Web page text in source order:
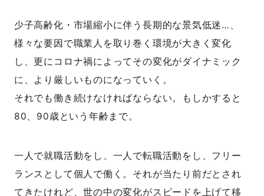
少子高齢化・市場縮小に伴う長期的な景気低迷…、
様々な要因で職業人を取り巻く環境が大きく変化
し、更にコロナ禍によってその変化がダイナミック
に、より厳しいものになっていく。
それでも働き続けなければならない。もしかすると
80、90歳という年齢まで。
一人で就職活動をし、一人で転職活動をし、フリー
ランスとして個人で働く。それが当たり前だとされ
てきたけれど、世の中の変化がスピードを上げて移